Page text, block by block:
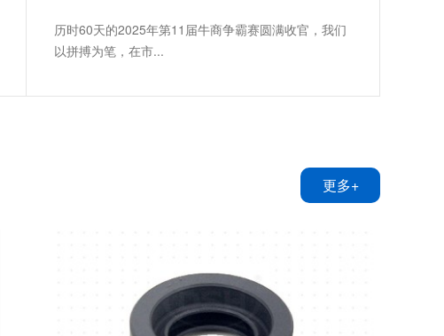
历时60天的2025年第11届牛商争霸赛圆满收官，我们
以拼搏为笔，在市...
更多+